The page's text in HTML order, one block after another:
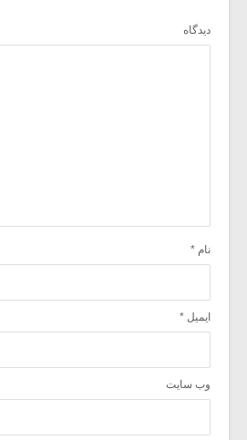
دیدگاه
نام *
ایمیل *
وب‌ سایت